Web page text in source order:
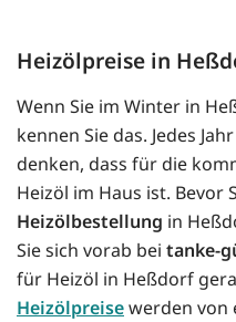
Heizölpreise in
Wenn Sie im Winter in
kennen Sie das. Jedes
denken, dass für die
Heizöl im Haus ist. Bevor
Heizölbestellung in
Sie sich vorab bei tanke-
für Heizöl in Heßdorf
Heizölpreisewerden von